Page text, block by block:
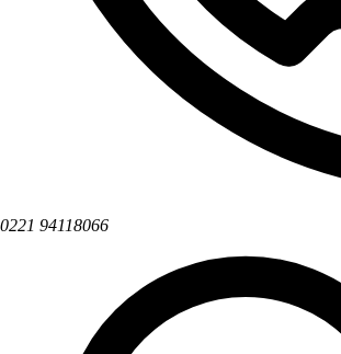
0221 94118066